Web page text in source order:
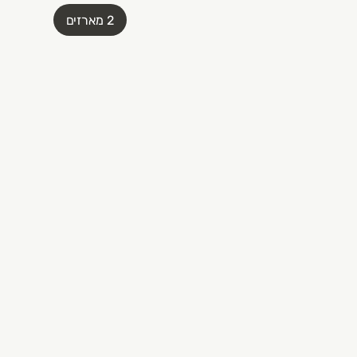
2 מארזים